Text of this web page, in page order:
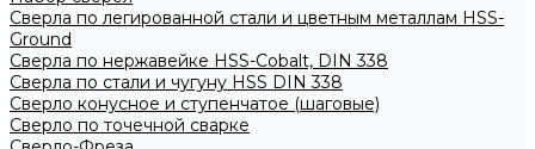
Сверла по легированной стали и цветным металлам HSS-
Ground
Сверла по нержавейке HSS-Cobalt, DIN 338
Сверла по стали и чугуну HSS DIN 338
Сверло конусное и ступенчатое (шаговые)
Сверло по точечной сварке